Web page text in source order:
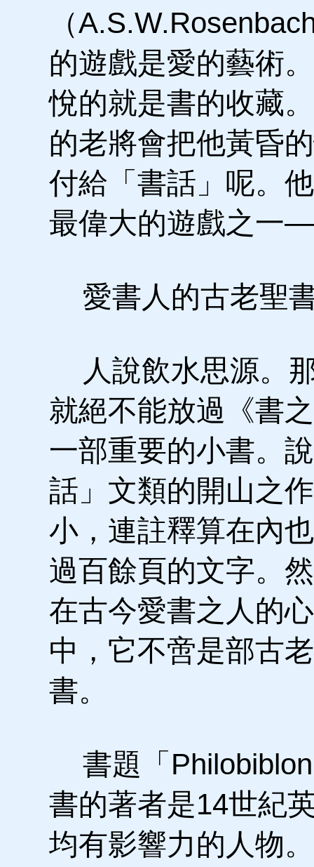
（
的遊戲是愛的藝術
悅的就是書的收藏
的老將會把他黃昏
付給「書話」呢。
最偉大的遊戲之一
愛書人的古老聖
人說飲水思源。
就絕不能放過《書
一部重要的小書。
話」文類的開山之
小，連註釋算在內
過百餘頁的文字。
在古今愛書之人的
中，它不啻是部古
書。
書題「
書的著者是14世紀
均有影響力的人物